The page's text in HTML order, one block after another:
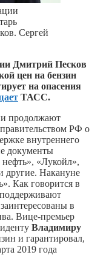
Сергей
Дмитрий Песков
цен на бензин
на опасения
ТАСС.
продолжают
РФ о
внутреннего
документы
нефть», «Лукойл»,
другие. Накануне
Как говорится в
в
Вице-премьер
Владимиру
и гарантировал,
2019 года